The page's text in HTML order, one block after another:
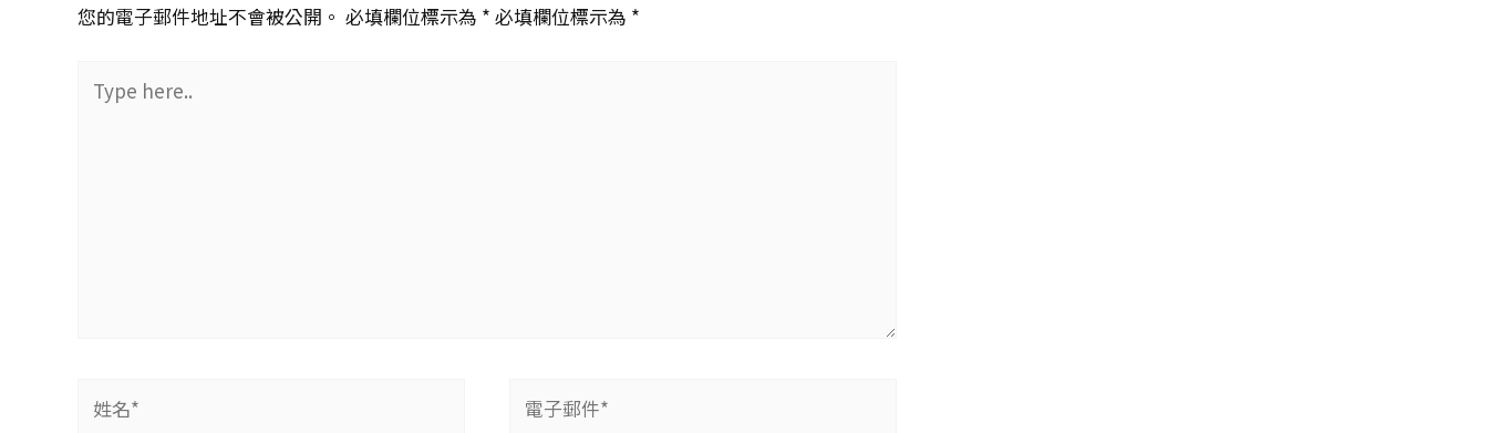
您的電子郵件地址不會被公開。 必填欄位標示為 * 必填欄位標示為 *
here..
名